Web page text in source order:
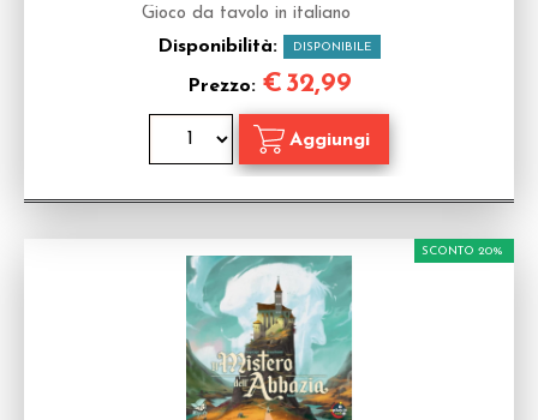
Gioco da tavolo in italiano
Disponibilità: DISPONIBILE
Prezzo: € 32,99
SCONTO 20%